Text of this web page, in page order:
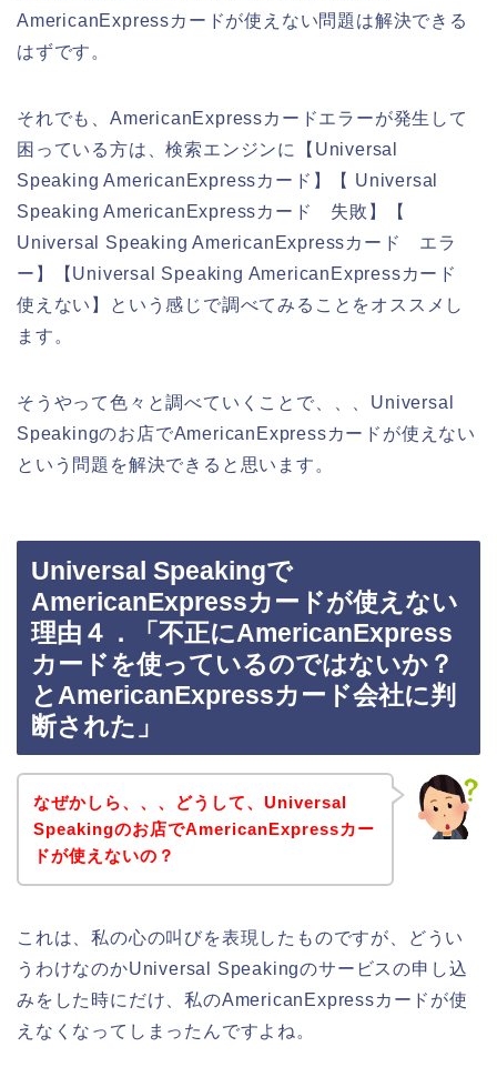
AmericanExpressカードが使えない問題は解決できる
はずです。
それでも、AmericanExpressカードエラーが発生して
困っている方は、検索エンジンに【Universal
Speaking AmericanExpressカード】【 Universal
Speaking AmericanExpressカード 失敗】【
Universal Speaking AmericanExpressカード エラ
ー】【Universal Speaking AmericanExpressカード
使えない】という感じで調べてみることをオススメし
ます。
そうやって色々と調べていくことで、、、Universal
Speakingのお店でAmericanExpressカードが使えない
という問題を解決できると思います。
Universal Speakingで
AmericanExpressカードが使えない
理由４．「不正にAmericanExpress
カードを使っているのではないか？
とAmericanExpressカード会社に判
断された」
なぜかしら、、、どうして、Universal
Speakingのお店でAmericanExpressカー
ドが使えないの？
これは、私の心の叫びを表現したものですが、どうい
うわけなのかUniversal Speakingのサービスの申し込
みをした時にだけ、私のAmericanExpressカードが使
えなくなってしまったんですよね。